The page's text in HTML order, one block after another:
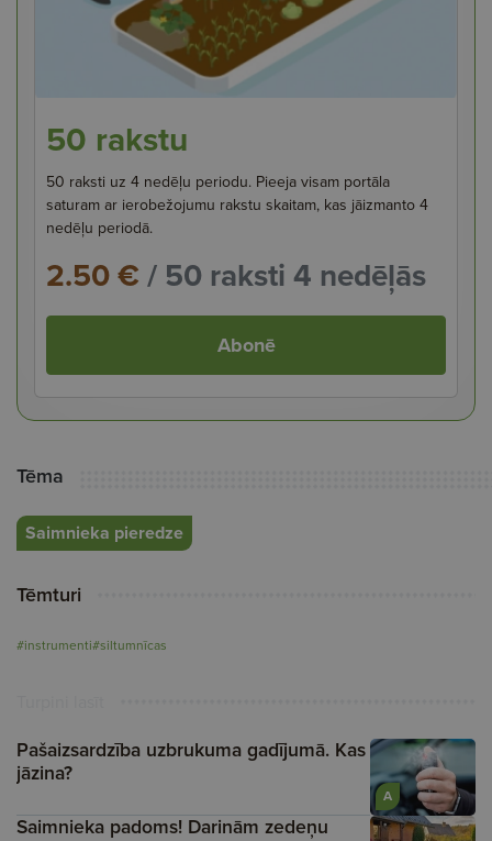
50 rakstu
50 raksti uz 4 nedēļu periodu. Pieeja visam portāla
saturam ar ierobežojumu rakstu skaitam, kas jāizmanto 4
nedēļu periodā.
2.50 €/ 50 raksti 4 nedēļās
Abonē
Tēma
Saimnieka pieredze
Tēmturi
#instrumenti#siltumnīcas
A
Pašaizsardzība uzbrukuma gadījumā. Kas
jāzina?
Saimnieka padoms! Darinām zedeņu